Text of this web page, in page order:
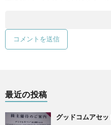
最近の投稿
グッドコムアセ